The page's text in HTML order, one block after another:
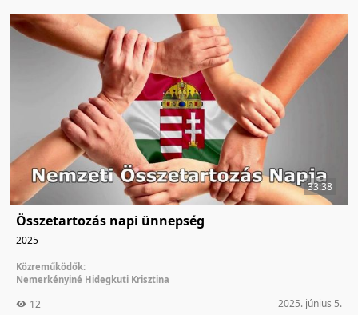
33:38
Összetartozás napi ünnepség
2025
Közreműködők:
Nemerkényiné Hidegkuti Krisztina
12 2025. június 5.